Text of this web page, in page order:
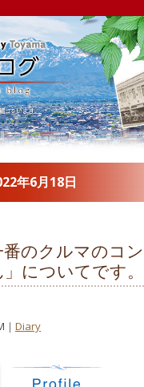
年6月18日
のクルマのコ
についてです。
Diary